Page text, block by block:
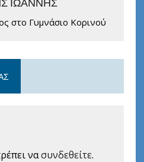
στο Γυμνάσιο Κορινού
νασυνδεθείτε.